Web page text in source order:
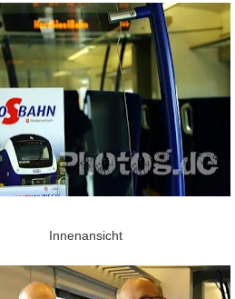
Innenansicht